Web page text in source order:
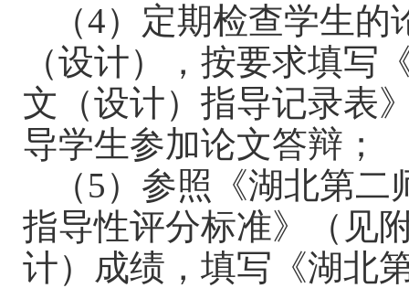
（4）定期检查学生的
（设计），按要求填写
文（设计）指导记录表
导学生参加论文答辩；
（5）参照《湖北第二
指导性评分标准》（见
计）成绩，填写《湖北